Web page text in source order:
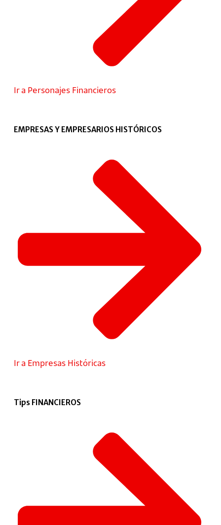
Ir a Personajes Financieros
EMPRESAS Y EMPRESARIOS HISTÓRICOS
Ir a Empresas Históricas
Tips FINANCIEROS